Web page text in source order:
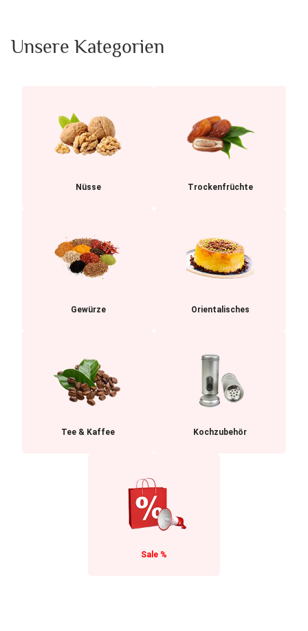
Unsere Kategorien
Nüsse Trockenfrüchte
Gewürze Orientalisches
Tee & Kaffee Kochzubehör
Sale %